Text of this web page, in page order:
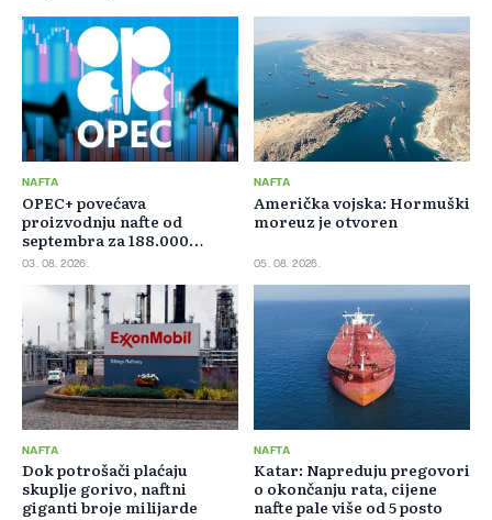
NAFTA
OPEC+ povećava
proizvodnju nafte od
septembra za 188.000
barela dnevno
03. 08. 2026.
NAFTA
Američka vojska: Hormuški
moreuz je otvoren
05. 08. 2026.
NAFTA
Dok potrošači plaćaju
skuplje gorivo, naftni
giganti broje milijarde
NAFTA
Katar: Napreduju pregovori
o okončanju rata, cijene
nafte pale više od 5 posto